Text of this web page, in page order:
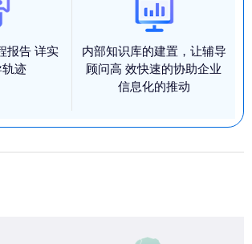
报告 详实
迹
内部知识库的建置，让辅导
顾问高 效快速的协助企业
信息化的推动